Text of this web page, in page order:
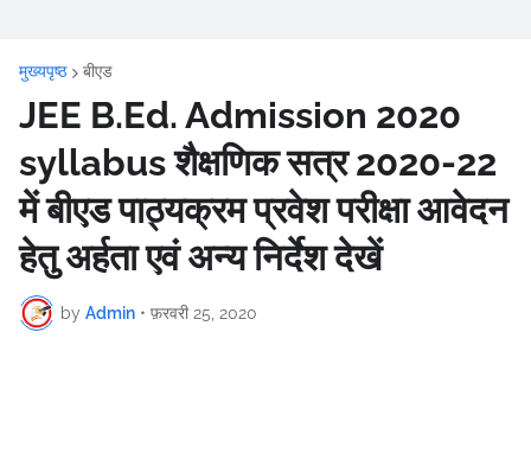
मुख्यपृष्ठ बीएड
JEE B.Ed. Admission 2020
syllabus शैक्षणिक सत्र 2020-22
में बीएड पाठ्यक्रम प्रवेश परीक्षा आवेदन
हेतु अर्हता एवं अन्य निर्देश देखें
by Admin • फ़रवरी 25, 2020